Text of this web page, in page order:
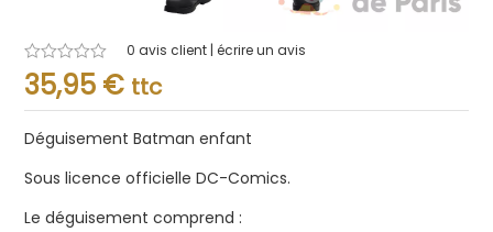
Note
0.001
0 avis client | écrire un avis
35,95 € ttc
Déguisement Batman enfant
Sous licence officielle DC-Comics.
Le déguisement comprend :